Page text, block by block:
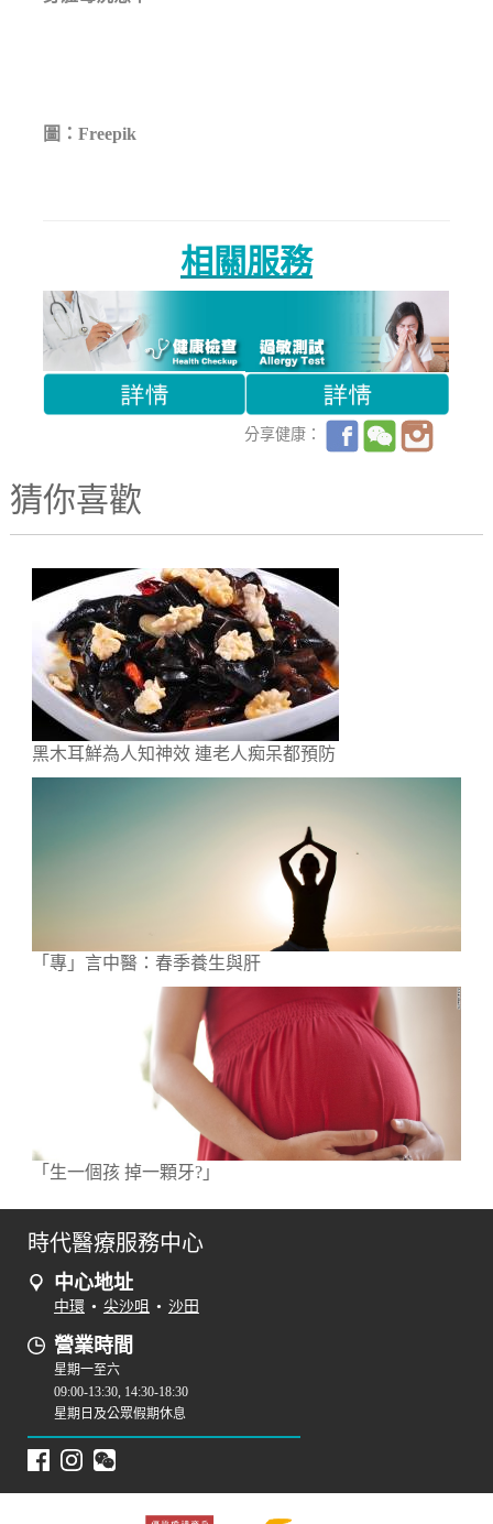
圖：Freepik
相關服務
分享健康：
猜你喜歡
黑木耳鮮為人知神效 連老人痴呆都預防
「專」言中醫：春季養生與肝
「生一個孩 掉一顆牙?」
時代醫療服務中心
中心地址
中環 • 尖沙咀 • 沙田
營業時間
星期一至六
09:00-13:30, 14:30-18:30
星期日及公眾假期休息